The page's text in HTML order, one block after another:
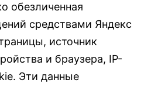
обезличенная
средствами Яндекс
источник
и браузера, IP-
Эти данные